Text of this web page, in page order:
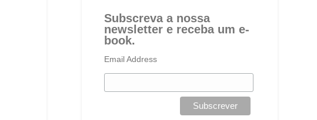
Subscreva a nossa
newsletter e receba um e-
book.
Email Address